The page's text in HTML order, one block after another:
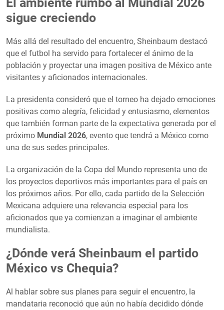
sigue creciendo
Más allá del resultado del encuentro, Sheinbaum destacó
que el futbol ha servido para fortalecer el ánimo de la
población y proyectar una imagen positiva de México ante
visitantes y aficionados internacionales.
La presidenta consideró que el torneo ha dejado emociones
positivas como alegría, felicidad y entusiasmo, elementos
que también forman parte de la expectativa generada por el
próximo Mundial 2026, evento que tendrá a México como
una de sus sedes principales.
La organización de la Copa del Mundo representa uno de
los proyectos deportivos más importantes para el país en
los próximos años. Por ello, cada partido de la Selección
Mexicana adquiere una relevancia especial para los
aficionados que ya comienzan a imaginar el ambiente
mundialista.
¿Dónde verá Sheinbaum el partido
México vs Chequia?
Al hablar sobre sus planes para seguir el encuentro, la
mandataria reconoció que aún no había decidido dónde